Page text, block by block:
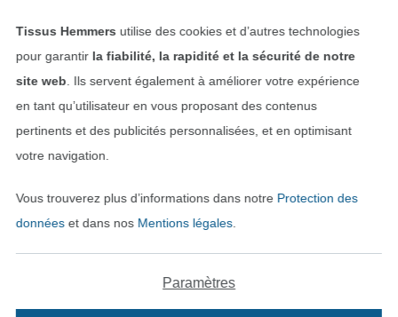
Deutsch
Nederlands
Passer à la boutique
Tissus Hemmers utilise des cookies et d’autres technologies
pour garantir la fiabilité, la rapidité et la sécurité de notre
site web . Ils servent également à améliorer votre expérience
en tant qu’utilisateur en vous proposant des contenus
pertinents et des publicités personnalisées, et en optimisant
votre navigation.
Vous trouverez plus d’informations dans notre Protection des
donnéeset dans nos Mentions légales.
Paramètres